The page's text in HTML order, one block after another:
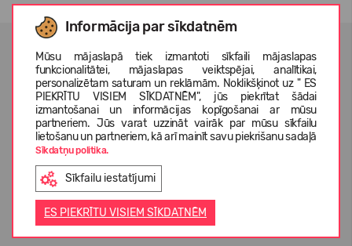
Informācija par sīkdatnēm
Mūsu mājaslapā tiek izmantoti sīkfaili mājaslapas
funkcionalitātei, mājaslapas veiktspējai, analītikai,
personalizētam saturam un reklāmām. Noklikšķinot uz " ES
PIEKRĪTU VISIEM SĪKDATNĒM", jūs piekrītat šādai
izmantošanai un informācijas kopīgošanai ar mūsu
partneriem. Jūs varat uzzināt vairāk par mūsu sīkfailu
lietošanu un partneriem, kā arī mainīt savu piekrišanu sadaļā
Sīkdatņu politika.
Sīkfailu iestatījumi
ES PIEKRĪTU VISIEM SĪKDATNĒM
JAUNUMU VĒSTULES ABONĒŠANA
Esmu izlasījis un piekrītuprivātuma politikaunpersonas
datu aizsardzības noteikumi